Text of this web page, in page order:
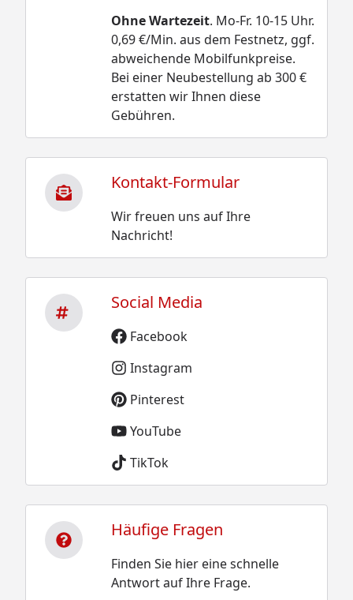
Ohne Wartezeit. Mo-Fr. 10-15 Uhr.
0,69 €/Min. aus dem Festnetz, ggf.
abweichende Mobilfunkpreise.
Bei einer Neubestellung ab 300 €
erstatten wir Ihnen diese
Gebühren.
Kontakt-Formular
Wir freuen uns auf Ihre
Nachricht!
Social Media
Facebook
Instagram
Pinterest
YouTube
TikTok
Häufige Fragen
Finden Sie hier eine schnelle
Antwort auf Ihre Frage.